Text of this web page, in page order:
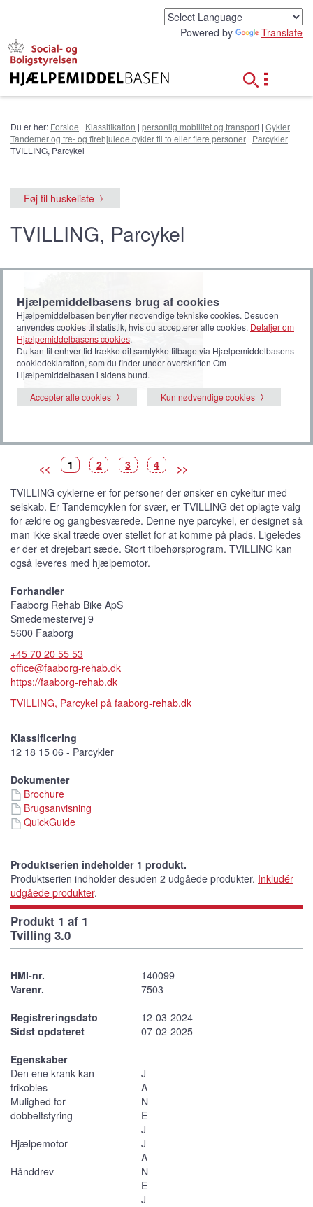
Powered by Translate
Du er her: Forside | Klassifikation | personlig mobilitet og transport | Cykler |
Tandemer og tre- og firehjulede cykler til to eller flere personer | Parcykler |
TVILLING, Parcykel
Føj til huskeliste
TVILLING, Parcykel
<< >>
B
i
l
e
d
e
1V
s
t
b
i
l
l
e
d
e
)
B
i
e
d
e
2 B
i
e
d
e
3 B
i
e
d
e
4
TVILLING cyklerne er for personer der ønsker en cykeltur med
selskab. Er Tandemcyklen for svær, er TVILLING det oplagte valg
for ældre og gangbesværede. Denne nye parcykel, er designet så
man ikke skal træde over stellet for at komme på plads. Ligeledes
er der et drejebart sæde. Stort tilbehørsprogram. TVILLING kan
også leveres med hjælpemotor.
Forhandler
Faaborg Rehab Bike ApS
Smedemestervej 9
5600 Faaborg
+45 70 20 55 53
office@faaborg-rehab.dk
https://faaborg-rehab.dk
TVILLING, Parcykel på faaborg-rehab.dk
Klassificering
12 18 15 06 - Parcykler
Dokumenter
Brochure
Brugsanvisning
QuickGuide
Produktserien indeholder 1 produkt.
Produktserien indholder desuden 2 udgåede produkter. Inkludér
udgåede produkter.
Produkt 1 af 1
Tvilling 3.0
HMI-nr.
140099
Varenr.
7503
Registreringsdato
12-03-2024
Sidst opdateret
07-02-2025
Egenskaber
Den ene krank kan
frikobles
J
A
Mulighed for
dobbeltstyring
N
E
J
Hjælpemotor
J
A
Hånddrev
N
E
J
Hjælpemiddelbasens brug af cookies
Hjælpemiddelbasen benytter nødvendige tekniske cookies. Desuden
anvendes cookies til statistik, hvis du accepterer alle cookies. Detaljer om
Hjælpemiddelbasens cookies.
Du kan til enhver tid trække dit samtykke tilbage via Hjælpemiddelbasens
cookiedeklaration, som du finder under overskriften Om
Hjælpemiddelbasen i sidens bund.
Accepter alle cookies
Kun nødvendige cookies